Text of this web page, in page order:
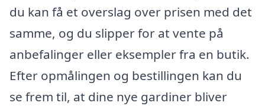
du kan få et overslag over prisen med det
samme, og du slipper for at vente på
anbefalinger eller eksempler fra en butik.
Efter opmålingen og bestillingen kan du
se frem til, at dine nye gardiner bliver